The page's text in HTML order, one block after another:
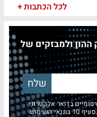
לכל הכתבות +
ולמבזקים של
בדואר אלקטרוני
השימוש